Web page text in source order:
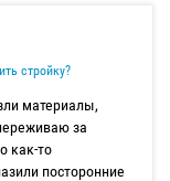
стройку?
материалы,
за
как-то
посторонние